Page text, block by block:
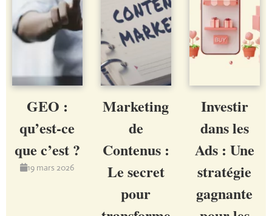
GEO :
qu’est-ce
que c’est ?
19 mars 2026
Marketing
de
Contenus :
Le secret
pour
Investir
dans les
Ads : Une
stratégie
gagnante